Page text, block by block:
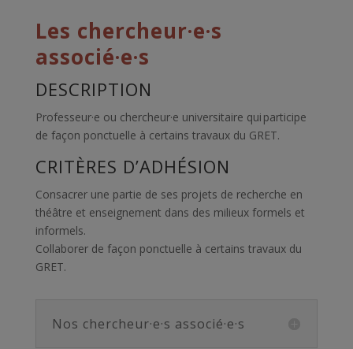
Les chercheur·e·s
associé·e·s
DESCRIPTION
Professeur·e ou chercheur·e universitaire qui participe
de façon ponctuelle à certains travaux du GRET.
CRITÈRES D’ADHÉSION
Consacrer une partie de ses projets de recherche en
théâtre et enseignement dans des milieux formels et
informels.
Collaborer de façon ponctuelle à certains travaux du
GRET.
Nos chercheur·e·s associé·e·s